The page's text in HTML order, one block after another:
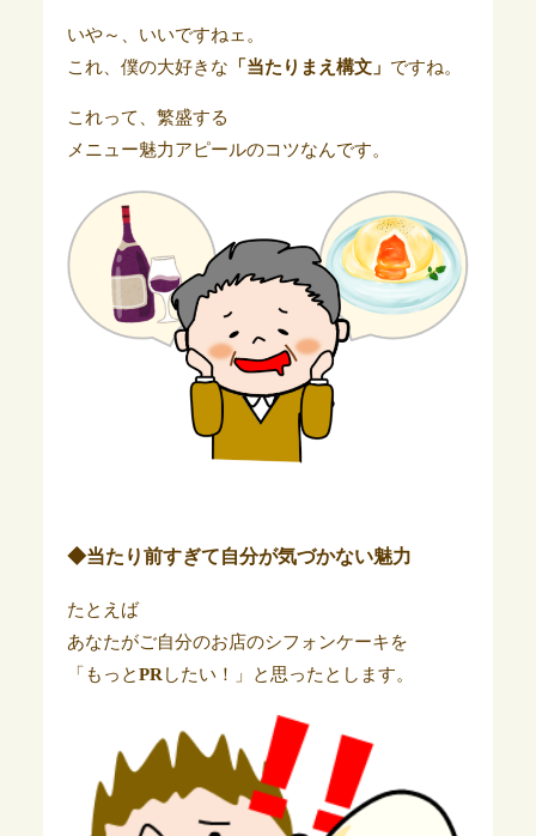
いや～、いいですねェ。
これ、僕の大好きな 「当たりまえ構文」 ですね。
これって、繁盛する
メニュー魅力アピールのコツなんです。
◆当たり前すぎて自分が気づかない魅力
たとえば
あなたがご自分のお店のシフォンケーキを
「もっとPR したい！」と思ったとします。